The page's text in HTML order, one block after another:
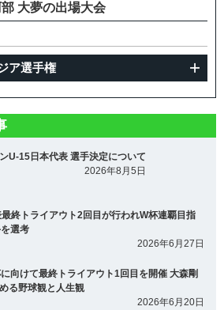
部 大夢の出場大会
ア選手権
U-15日本代表 選手決定について
2026年8月5日
終トライアウト2回目が行われW杯連覇目指
選考
2026年6月27日
向けて最終トライアウト1回目を開催 大森剛
る野球観と人生観
2026年6月20日